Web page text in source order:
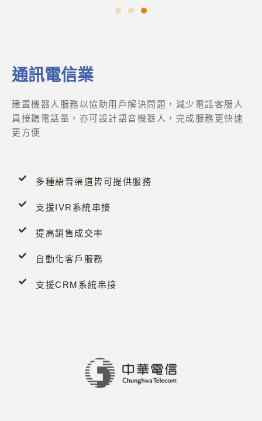
通訊電信業
建置機器人服務以協助用戶解決問題，減少電話客服人
員接聽電話量，亦可設計語音機器人，完成服務更快速
更方便
多種語音渠道皆可提供服務
支援IVR系統串接
提高銷售成交率
自動化客戶服務
支援CRM系統串接